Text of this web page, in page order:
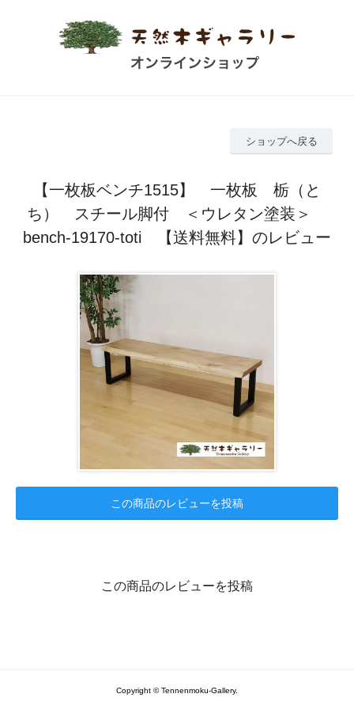
ショップへ戻る
【一枚板ベンチ1515】 一枚板 栃（と
ち） スチール脚付 ＜ウレタン塗装＞
bench-19170-toti 【送料無料】のレビュー
この商品のレビューを投稿
この商品のレビューを投稿
Copyright © Tennenmoku-Gallery.